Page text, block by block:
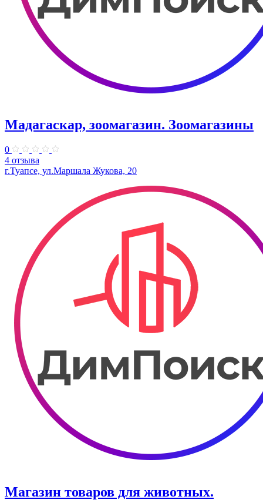
Мадагаскар, зоомагазин. Зоомагазины
0
4 отзыва
г.Туапсе, ул.Маршала Жукова, 20
Магазин товаров для животных.